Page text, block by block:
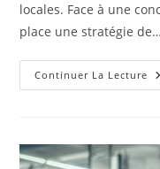
locales. Face à une
place une stratégie de…
Continuer La Lecture